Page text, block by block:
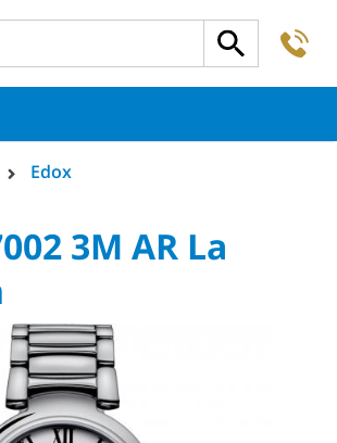
Edox
3M AR La